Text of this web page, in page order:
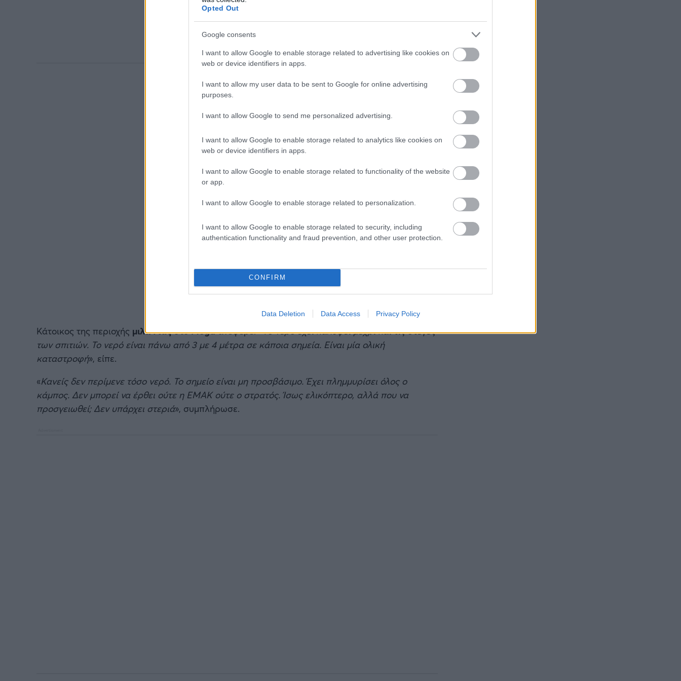
Opted Out
Google consents
I want to allow Google to enable storage related to advertising like cookies on
web or device identifiers in apps.
I want to allow my user data to be sent to Google for online advertising
purposes.
I want to allow Google to send me personalized advertising.
I want to allow Google to enable storage related to analytics like cookies on
web or device identifiers in apps.
I want to allow Google to enable storage related to functionality of the website
or app.
I want to allow Google to enable storage related to personalization.
I want to allow Google to enable storage related to security, including
authentication functionality and fraud prevention, and other user protection.
CONFIRM
Data Deletion Data Access Privacy Policy
Κάτοικος της περιοχής μιλώντας στο Megaανέφερε: «Tο νερό έχει καλύψει μέχρι και τις στέγες
των σπιτιών. Το νερό είναι πάνω από 3 με 4 μέτρα σε κάποια σημεία. Είναι μία ολική
καταστροφή», είπε.
«Κανείς δεν περίμενε τόσο νερό. Το σημείο είναι μη προσβάσιμο. Έχει πλημμυρίσει όλος ο
κάμπος. Δεν μπορεί να έρθει ούτε η ΕΜΑΚ ούτε ο στρατός. Ίσως ελικόπτερο, αλλά που να
προσγειωθεί; Δεν υπάρχει στεριά», συμπλήρωσε.